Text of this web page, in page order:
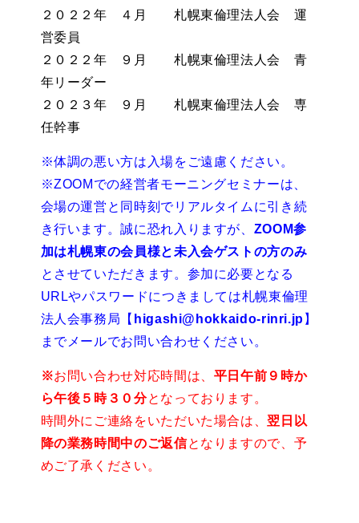
２０２２年 ４月 札幌東倫理法人会 運
営委員
２０２２年 ９月 札幌東倫理法人会 青
年リーダー
２０２３年 ９月 札幌東倫理法人会 専
任幹事
※体調の悪い方は入場をご遠慮ください。
※ZOOMでの経営者モーニングセミナーは、
会場の運営と同時刻でリアルタイムに引き続
き行います。誠に恐れ入りますが、 ZOOM参
加は札幌東の会員様と未入会ゲストの方のみ
とさせていただきます。参加に必要となる
URLやパスワードにつきましては札幌東倫理
法人会事務局【 higashi@hokkaido-rinri.jp 】
までメールでお問い合わせください。
※お問い合わせ対応時間は、 平日午前９時か
ら午後５時３０分となっております。
時間外にご連絡をいただいた場合は、翌日以
降の業務時間中のご返信となりますので、予
めご了承ください。